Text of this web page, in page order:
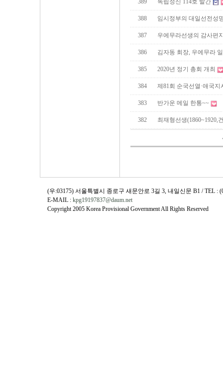
389 독립정신 114호 발간
388 임시정부의 대일선전성
387 우에무라선생의 감사편
386 김자동 회장, 우에무라
385 2020년 정기 총회 개최
384 제81회 순국선열·애국
383 반가운 메일 한통~~
382 최재형선생(1860~1920,
(우:03175) 서울특별시 종로구 새문안로 3길 3, 내일신문 B1 / TEL :
E-MAIL : kpg19197837@daum.net
Copyright 2005 Korea Provisional Government All Rights Reserved